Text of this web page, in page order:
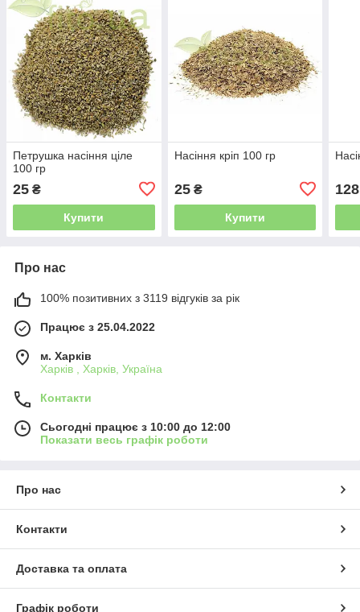
Петрушка насіння ціле
100 гр
25 ₴
Купити
Насіння кріп 100 гр
25₴
Купити
128
Про нас
100% позитивних з 3119 відгуків за рік
Працює з 25.04.2022
м. Харків
Харків , Харків, Україна
Контакти
Сьогодні працює з 10:00 до 12:00
Показати весь графік роботи
Про нас
Контакти
Доставка та оплата
Графік роботи